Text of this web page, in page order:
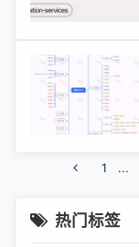
1 ...
热门标签